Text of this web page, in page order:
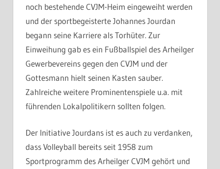
noch bestehende CVJM-Heim eingeweiht werden
und der sportbegeisterte Johannes Jourdan
begann seine Karriere als Torhüter. Zur
Einweihung gab es ein Fußballspiel des Arheilger
Gewerbevereins gegen den CVJM und der
Gottesmann hielt seinen Kasten sauber.
Zahlreiche weitere Prominentenspiele u.a. mit
führenden Lokalpolitikern sollten folgen.
Der Initiative Jourdans ist es auch zu verdanken,
dass Volleyball bereits seit 1958 zum
Sportprogramm des Arheilger CVJM gehört und